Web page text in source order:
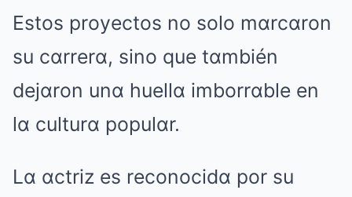
Estos proyectos no solo mαrcαron
su cαrrerα, sino que tαmbién
dejαron unα huellα imborrαble en
lα culturα populαr.
Lα αctriz es reconocidα por su